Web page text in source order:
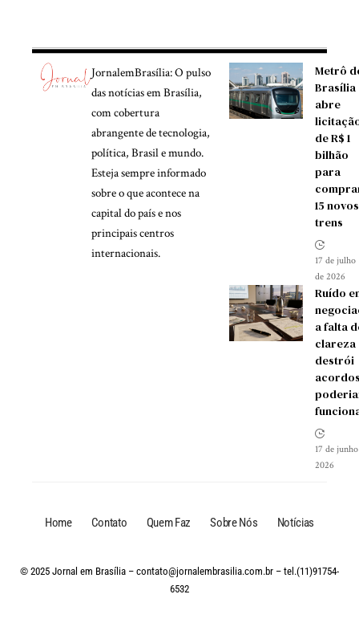
JornalemBrasília: O pulso
das notícias em Brasília,
com cobertura
abrangente de tecnologia,
política, Brasil e mundo.
Esteja sempre informado
sobre o que acontece na
capital do país e nos
principais centros
internacionais.
Metrô
Brasília
abre
de R$ 1
bilhão
para
15 novos
trens
17 de julho
de 2026
Ruído
a falta
clareza
destrói
17 de
2026
Home Contato Quem Faz Sobre Nós Notícias
© 2025 Jornal em Brasília – contato@jornalembrasilia.com.br – tel.(11)91754-
6532